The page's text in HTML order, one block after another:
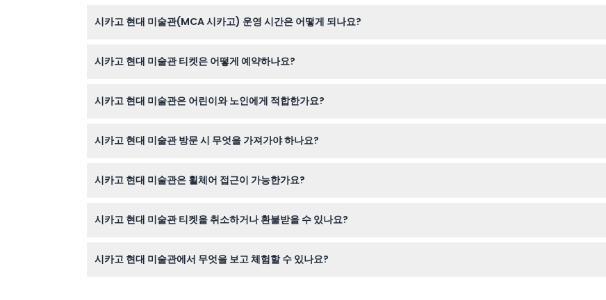
시카고 현대 미술관(MCA 시카고) 운영 시간은 어떻게 되나요?
마스 같은 주요 공휴일에는 휴관합니다(변경 가능하니 예약 시 확인해 주세요).
시카고 현대 미술관 티켓은 어떻게 예약하나요?
시카고 현대 미술관은 어린이와 노인에게 적합한가요?
구성원도 할인 혜택을 받을 수 있습니다.
시카고 현대 미술관 방문 시 무엇을 가져가야 하나요?
있도록 카메라도 잊지 마세요!
시카고 현대 미술관은 휠체어 접근이 가능한가요?
시카고 현대 미술관 티켓을 취소하거나 환불받을 수 있나요?
시카고 현대 미술관에서 무엇을 보고 체험할 수 있나요?